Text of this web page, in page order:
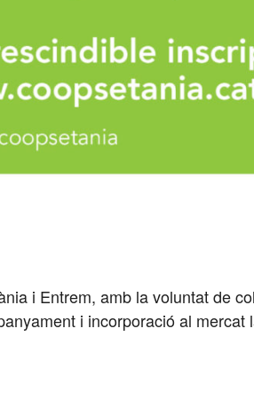
i Entrem, amb la voluntat de
i incorporació al